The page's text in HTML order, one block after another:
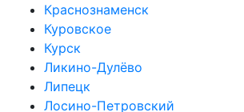
Краснознаменск
Куровское
Курск
Ликино-Дулёво
Липецк
Лосино-Петровский